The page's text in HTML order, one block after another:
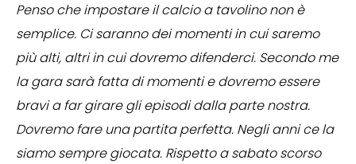
Penso che impostare il calcio a tavolino non è
semplice. Ci saranno dei momenti in cui saremo
più alti, altri in cui dovremo difenderci. Secondo me
la gara sarà fatta di momenti e dovremo essere
bravi a far girare gli episodi dalla parte nostra.
Dovremo fare una partita perfetta. Negli anni ce la
siamo sempre giocata. Rispetto a sabato scorso